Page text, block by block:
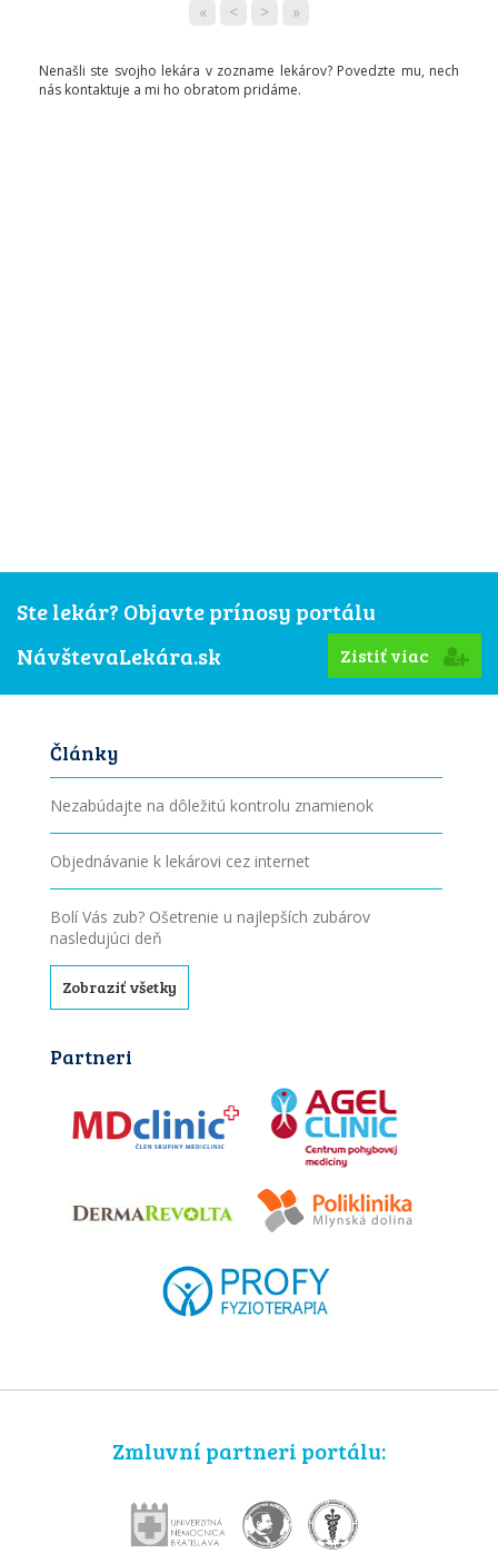
« < > »
Nenašli ste svojho lekára v zozname lekárov? Povedzte mu, nech
nás kontaktuje a mi ho obratom pridáme.
Ste lekár? Objavte prínosy portálu
NávštevaLekára.sk
Zistiť viac
Články
Nezabúdajte na dôležitú kontrolu znamienok
Objednávanie k lekárovi cez internet
Bolí Vás zub? Ošetrenie u najlepších zubárov
nasledujúci deň
Zobraziť všetky
Partneri
Zmluvní partneri portálu: